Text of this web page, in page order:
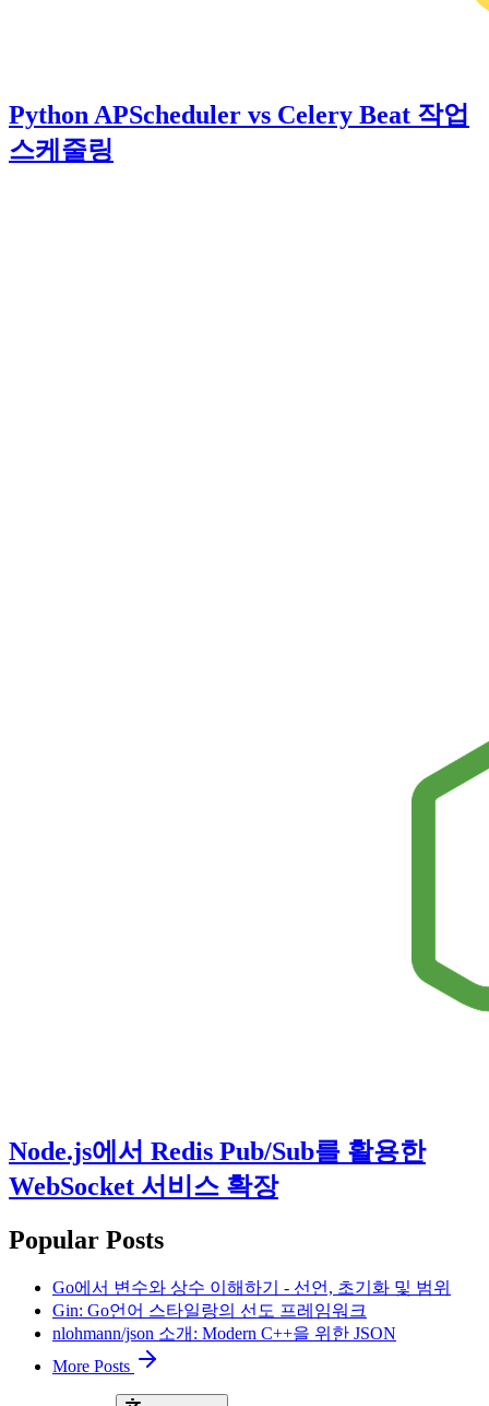
Python APScheduler vs Celery Beat 작업
스케줄링
Node.js에서 Redis Pub/Sub를 활용한
WebSocket 서비스 확장
Popular Posts
Go에서 변수와 상수 이해하기 - 선언, 초기화 및 범위
Gin: Go언어 스타일랑의 선도 프레임워크
nlohmann/json 소개: Modern C++을 위한 JSON
More Posts